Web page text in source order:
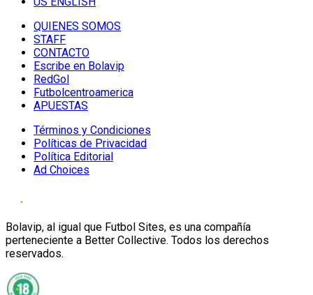
QUIENES SOMOS
STAFF
CONTACTO
Escribe en Bolavip
RedGol
Futbolcentroamerica
APUESTAS
Términos y Condiciones
Políticas de Privacidad
Política Editorial
Ad Choices
Bolavip, al igual que Futbol Sites, es una compañía
perteneciente a Better Collective. Todos los derechos
reservados.